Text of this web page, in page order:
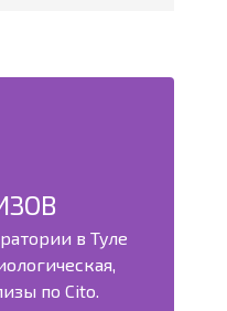
в Туле
по Cito.